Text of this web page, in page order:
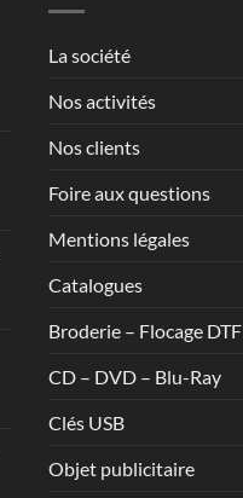
La société
Nos activités
Nos clients
Foire aux questions
Mentions légales
Catalogues
Broderie – Flocage DTF
CD – DVD – Blu-Ray
Clés USB
Objet publicitaire